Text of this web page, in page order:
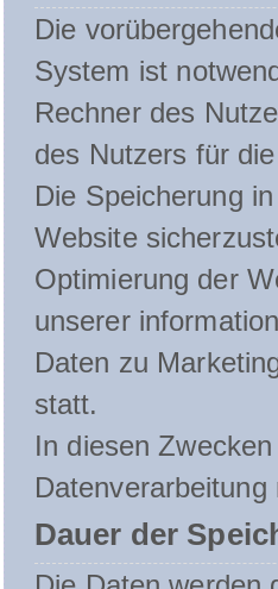
Die
System ist
Rechner des
des Nutzers für
Die Speicherung
Website
Optimierung der
unserer
Daten zu
statt.
In diesen
Dauer der